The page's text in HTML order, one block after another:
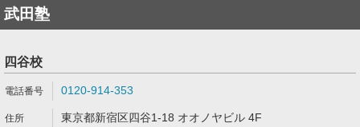
武田塾
四谷校
0120-914-353
東京都新宿区四谷1-18 オオノヤビル 4F